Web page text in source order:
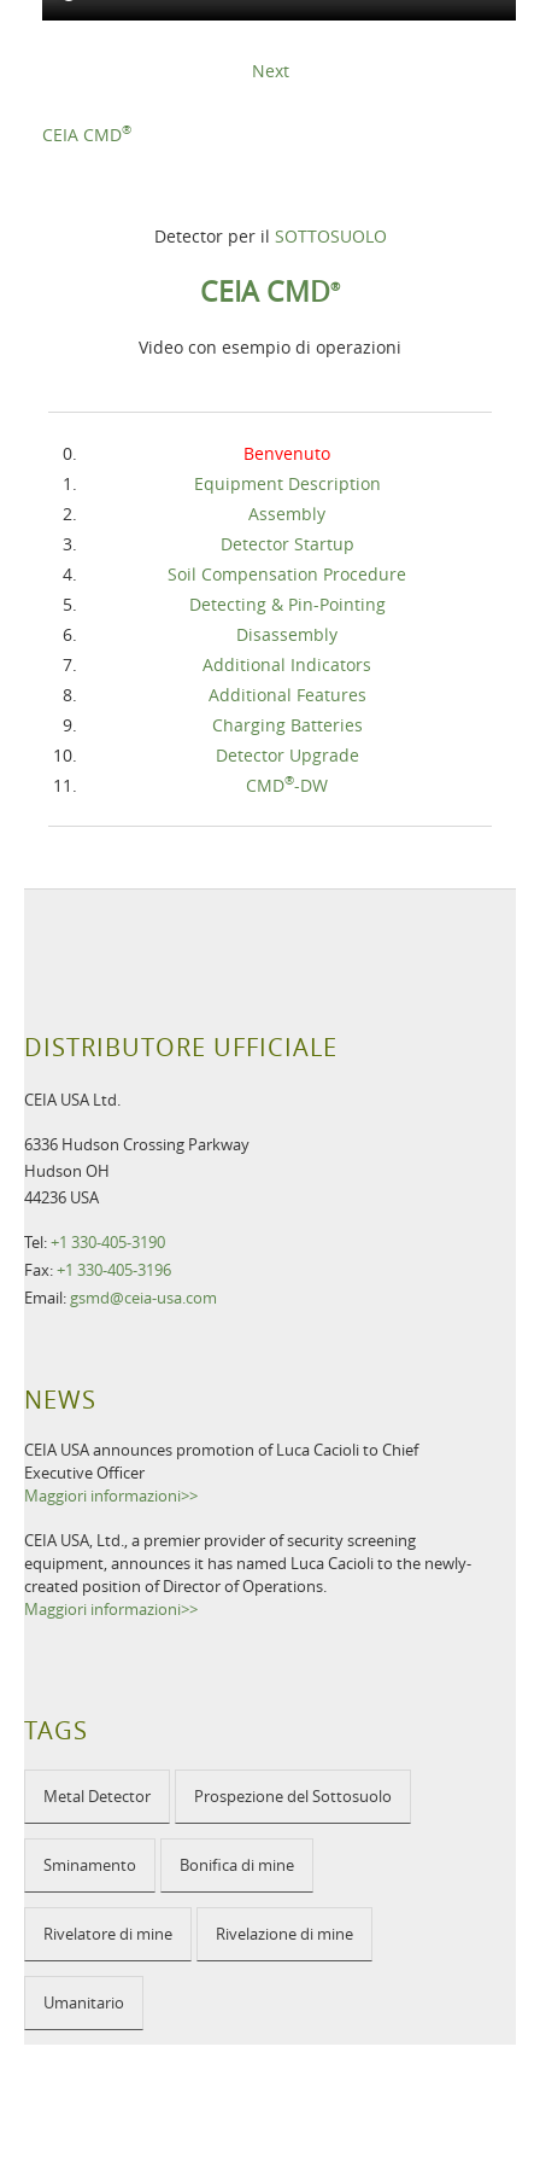
Detector per il SOTTOSUOLO
CEIA CMD®
Video con esempio di operazioni
Benvenuto
Equipment Description
Assembly
Detector Startup
Soil Compensation Procedure
Detecting & Pin-Pointing
Disassembly
Additional Indicators
Additional Features
Charging Batteries
Detector Upgrade
CMD®-DW
Next
CEIA CMD®
DISTRIBUTORE UFFICIALE
CEIA USA Ltd.
6336 Hudson Crossing Parkway
Hudson OH
44236 USA
Tel:+1 330-405-3190
Fax:+1 330-405-3196
Email: gsmd@ceia-usa.com
NEWS
CEIA USA announces promotion of Luca Cacioli to Chief
Executive Officer
Maggiori informazioni>>
CEIA USA, Ltd., a premier provider of security screening
equipment, announces it has named Luca Cacioli to the newly-
created position of Director of Operations.
Maggiori informazioni>>
TAGS
Metal Detector Prospezione del Sottosuolo
Sminamento Bonifica di mine
Rivelatore di mine Rivelazione di mine
Umanitario